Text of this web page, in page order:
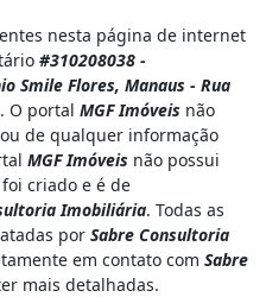
nesta página de internet
#310208038 -
Smile Flores, Manaus - Rua
. O portal MGF Imóveis não
de qualquer informação
MGF Imóveis não possui
criado e é de
Imobiliária. Todas as
por Sabre Consultoria
em contato com Sabre
mais detalhadas.